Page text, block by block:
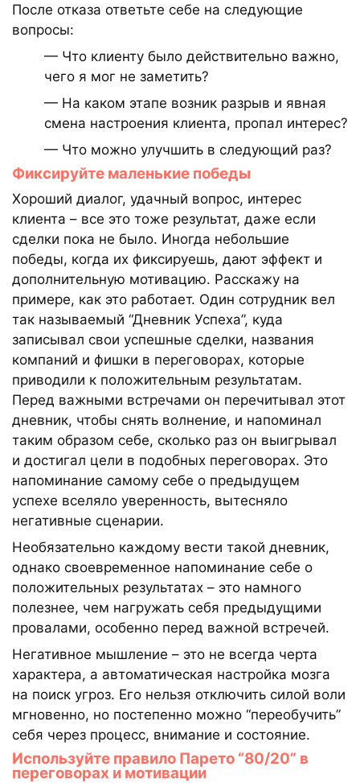
После отказа ответьте себе на следующие
вопросы:
— Что клиенту было действительно важно,
чего я мог не заметить?
— На каком этапе возник разрыв и явная
смена настроения клиента, пропал интерес?
— Что можно улучшить в следующий раз?
Фиксируйте маленькие победы
Хороший диалог, удачный вопрос, интерес
клиента – все это тоже результат, даже если
сделки пока не было. Иногда небольшие
победы, когда их фиксируешь, дают эффект и
дополнительную мотивацию. Расскажу на
примере, как это работает. Один сотрудник вел
так называемый “Дневник Успеха”, куда
записывал свои успешные сделки, названия
компаний и фишки в переговорах, которые
приводили к положительным результатам.
Перед важными встречами он перечитывал этот
дневник, чтобы снять волнение, и напоминал
таким образом себе, сколько раз он выигрывал
и достигал цели в подобных переговорах. Это
напоминание самому себе о предыдущем
успехе вселяло уверенность, вытесняло
негативные сценарии.
Необязательно каждому вести такой дневник,
однако своевременное напоминание себе о
положительных результатах – это намного
полезнее, чем нагружать себя предыдущими
провалами, особенно перед важной встречей.
Негативное мышление – это не всегда черта
характера, а автоматическая настройка мозга
на поиск угроз. Его нельзя отключить силой воли
мгновенно, но постепенно можно “переобучить”
себя через процесс, внимание и состояние.
Используйте правило Парето “80/20” в
переговорах и мотивации